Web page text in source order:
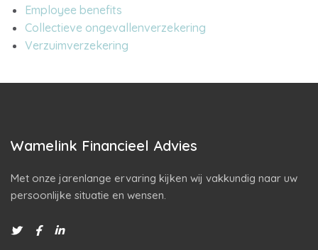
Employee benefits
Collectieve ongevallenverzekering
Verzuimverzekering
Wamelink Financieel Advies
Met onze jarenlange ervaring kijken wij vakkundig naar uw
persoonlijke situatie en wensen.